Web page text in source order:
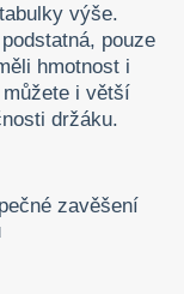
výše.
pouze
hmotnost i
i větší
držáku.